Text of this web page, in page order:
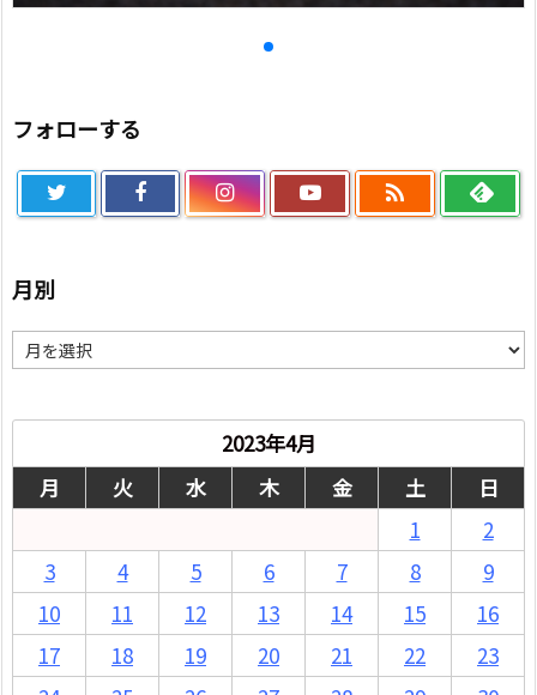
フォローする

月別
別
2023年4月
月
火 水 木 金 土
日
1
2
3
4 5 6 7 8
9
10
11 12 13 14 15
16
17
18 19 20 21 22
23